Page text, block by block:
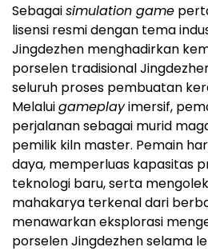
Sebagaisimulation game
lisensi resmi dengan tema
Jingdezhen menghadirkan
porselen tradisional
seluruh proses pembuatan
Melaluigameplayimersif,
perjalanan sebagai murid
pemilik kiln master. Pemain
daya, memperluas kapasitas
teknologi baru, serta
mahakarya terkenal dari
menawarkan eksplorasi
porselen Jingdezhen selama